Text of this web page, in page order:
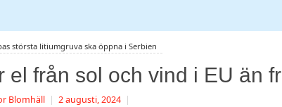
största litiumgruva ska öppna i Serbien
el från sol och vind i EU än
Blomhäll 2 augusti, 2024